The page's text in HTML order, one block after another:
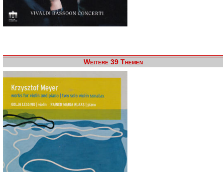
Weitere 39 Themen